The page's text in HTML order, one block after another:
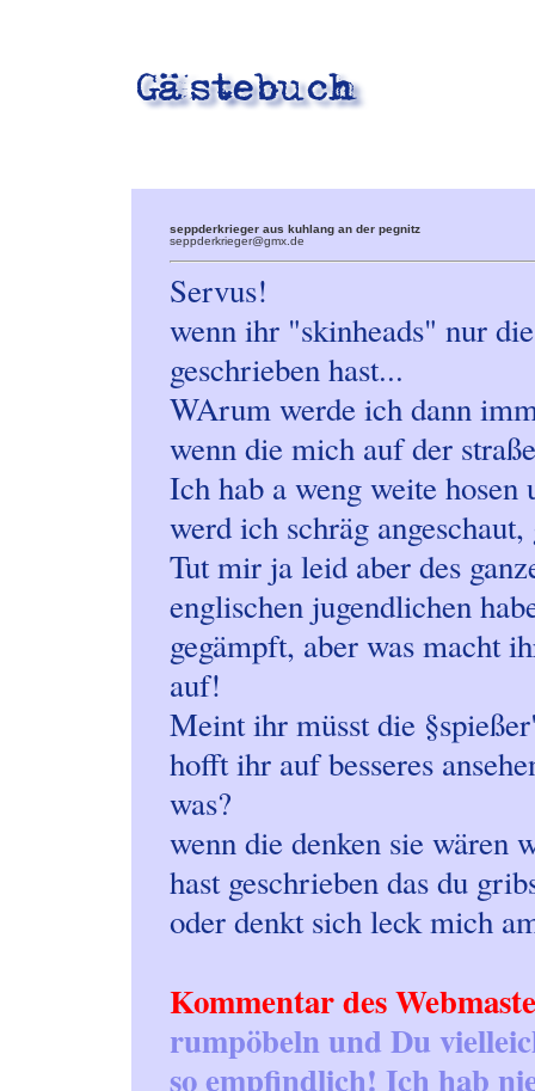
seppderkrieger aus kuhlang an der pegnitz
seppderkrieger@gmx.de
Servus!
wenn ihr "skinheads" nur
geschrieben hast...
WArum werde ich dann
wenn die mich auf der
Ich hab a weng weite
werd ich schräg
Tut mir ja leid aber des
englischen jugendlichen
gegämpft, aber was macht
auf!
Meint ihr müsst die
hofft ihr auf besseres
was?
wenn die denken sie wären
hast geschrieben das du
oder denkt sich leck mich
Kommentar des
rumpöbeln und Du
so empfindlich! Ich hab